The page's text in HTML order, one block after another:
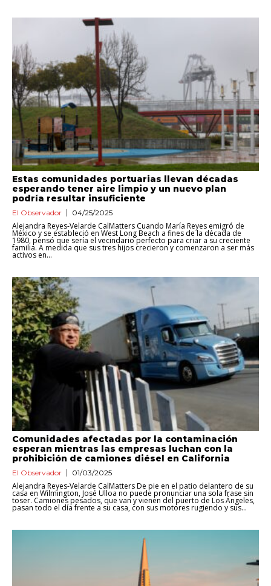
Estas comunidades portuarias llevan décadas
esperando tener aire limpio y un nuevo plan
podría resultar insuficiente
El Observador 04/25/2025
Alejandra Reyes-Velarde CalMatters Cuando María Reyes emigró de
México y se estableció en West Long Beach a fines de la década de
1980, pensó que sería el vecindario perfecto para criar a su creciente
familia. A medida que sus tres hijos crecieron y comenzaron a ser más
activos en...
Comunidades afectadas por la contaminación
esperan mientras las empresas luchan con la
prohibición de camiones diésel en California
El Observador 01/03/2025
Alejandra Reyes-Velarde CalMatters De pie en el patio delantero de su
casa en Wilmington, José Ulloa no puede pronunciar una sola frase sin
toser. Camiones pesados, que van y vienen del puerto de Los Ángeles,
pasan todo el día frente a su casa, con sus motores rugiendo y sus...